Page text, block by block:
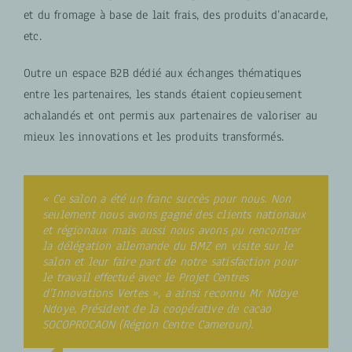
et du fromage à base de lait frais, des produits d’anacarde,
etc.
Outre un espace B2B dédié aux échanges thématiques
entre les partenaires, les stands étaient copieusement
achalandés et ont permis aux partenaires de valoriser au
mieux les innovations et les produits transformés.
« Ce salon a été un franc succès pour nous. Non
seulement nous avons gagné des clients nationaux
et régionaux mais aussi nous avons pu rencontrer
la délégation allemande du BMZ en visite sur le
salon et leur faire part de notre satisfaction pour
le travail effectué avec le Projet Centres
d’Innovations Vertes », a ainsi reconnu Mr Ndoye
Ndoye, Président de la coopérative de cacao
SOCOPROCAON (Région Centre Cameroun).